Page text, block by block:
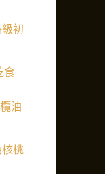
初
食
油
桃